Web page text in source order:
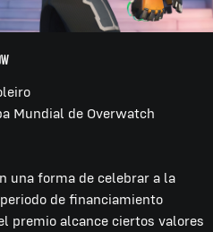
Mundial de Overwatch
una forma de celebrar a la
de financiamiento
premio alcance ciertos valores